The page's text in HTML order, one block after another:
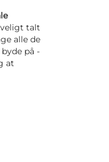
talt
alle de
på -
at